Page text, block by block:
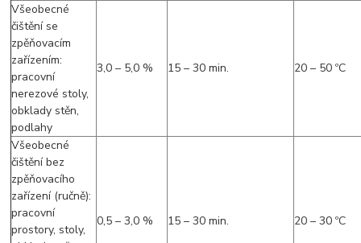
Všeobecné
čištění se
zpěňovacím
zařízením:
pracovní
nerezové stoly,
obklady stěn,
podlahy
3,0 – 5,0 % 15 – 30 min. 20 – 50 ºC
Všeobecné
čištění bez
zpěňovacího
zařízení (ručně):
pracovní
prostory, stoly,
0,5 – 3,0 % 15 – 30 min. 20 – 30 ºC